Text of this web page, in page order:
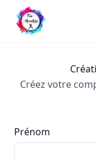
Créez votre
Prénom